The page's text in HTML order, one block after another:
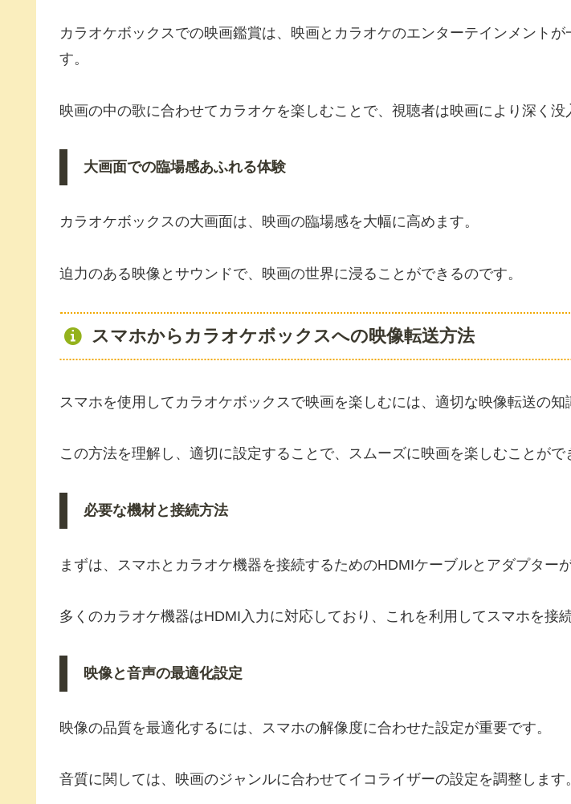
カラオケボックスでの映画鑑賞は、映画とカラオケのエンターテインメントが
す。
映画の中の歌に合わせてカラオケを楽しむことで、視聴者は映画により深く没
大画面での臨場感あふれる体験
カラオケボックスの大画面は、映画の臨場感を大幅に高めます。
迫力のある映像とサウンドで、映画の世界に浸ることができるのです。
スマホからカラオケボックスへの映像転送方法
スマホを使用してカラオケボックスで映画を楽しむには、適切な映像転送の知
この方法を理解し、適切に設定することで、スムーズに映画を楽しむことがで
必要な機材と接続方法
まずは、スマホとカラオケ機器を接続するためのHDMIケーブルとアダプターが
多くのカラオケ機器はHDMI入力に対応しており、これを利用してスマホを接続
映像と音声の最適化設定
映像の品質を最適化するには、スマホの解像度に合わせた設定が重要です。
音質に関しては、映画のジャンルに合わせてイコライザーの設定を調整します。